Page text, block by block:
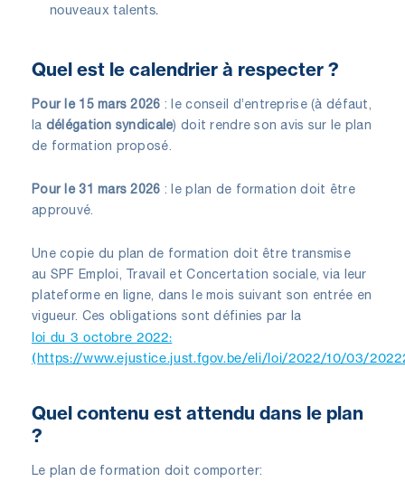
nouveaux talents.
Quel est le calendrier à respecter ?
Pour le 15 mars 2026 : le conseil d’entreprise (à défaut,
la délégation syndicale) doit rendre son avis sur le plan
de formation proposé.
Pour le 31 mars 2026 : le plan de formation doit être
approuvé.
Une copie du plan de formation doit être transmise
au SPF Emploi, Travail et Concertation sociale, via leur
plateforme en ligne, dans le mois suivant son entrée en
vigueur. Ces obligations sont définies par la
loi du 3 octobre 2022:
(https://www.ejustice.just.fgov.be/eli/loi/2022/10/03/
Quel contenu est attendu dans le plan
?
Le plan de formation doit comporter: